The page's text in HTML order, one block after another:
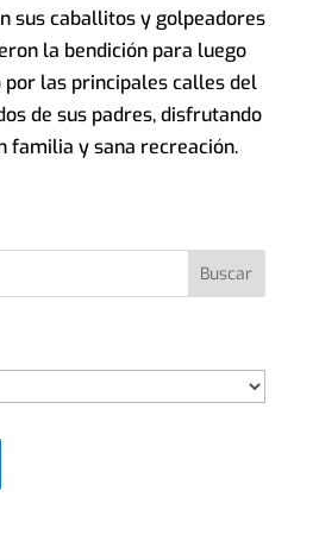
sus caballitos y golpeadores
la bendición para luego
las principales calles del
de sus padres, disfrutando
familia y sana recreación.